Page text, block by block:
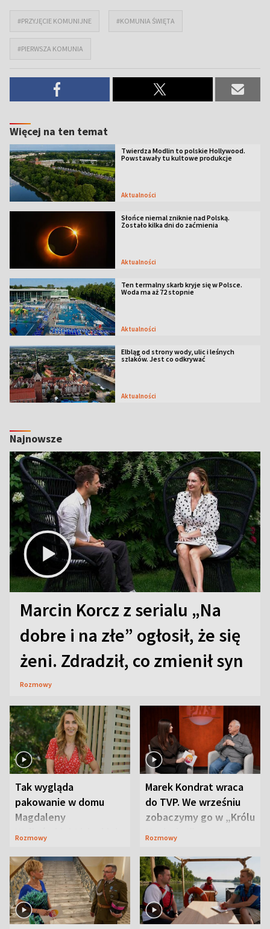
#PRZYJĘCIE KOMUNIJNE #KOMUNIA ŚWIĘTA
#PIERWSZA KOMUNIA
Więcej na ten temat
Twierdza Modlin to polskie Hollywood.
Powstawały tu kultowe produkcje
Aktualności
Słońce niemal zniknie nad Polską.
Zostało kilka dni do zaćmienia
Aktualności
Ten termalny skarb kryje się w Polsce.
Woda ma aż 72 stopnie
Aktualności
Elbląg od strony wody, ulic i leśnych
szlaków. Jest co odkrywać
Aktualności
Najnowsze
Marcin Korcz z serialu „Na
dobre i na złe” ogłosił, że się
żeni. Zdradził, co zmienił syn
Rozmowy
Tak wygląda
pakowanie w domu
Magdaleny
Waligórskiej-Lisieckiej.
Rozmowy
Marek Kondrat wraca
do TVP. We wrześniu
zobaczymy go w „Królu
Maciusiu I”
Rozmowy